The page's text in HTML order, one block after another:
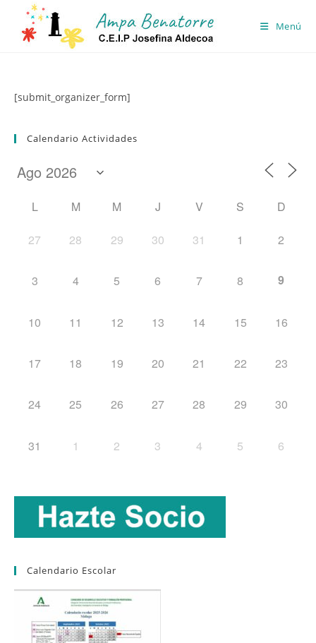
contenido
Menú
[submit_organizer_form]
Calendario Actividades
L M M J V S D
27 28 29 30 31 1 2
3 4 5 6 7 8 9
10 11 12 13 14 15 16
17 18 19 20 21 22 23
24 25 26 27 28 29 30
31 1 2 3 4 5 6
Calendario Escolar